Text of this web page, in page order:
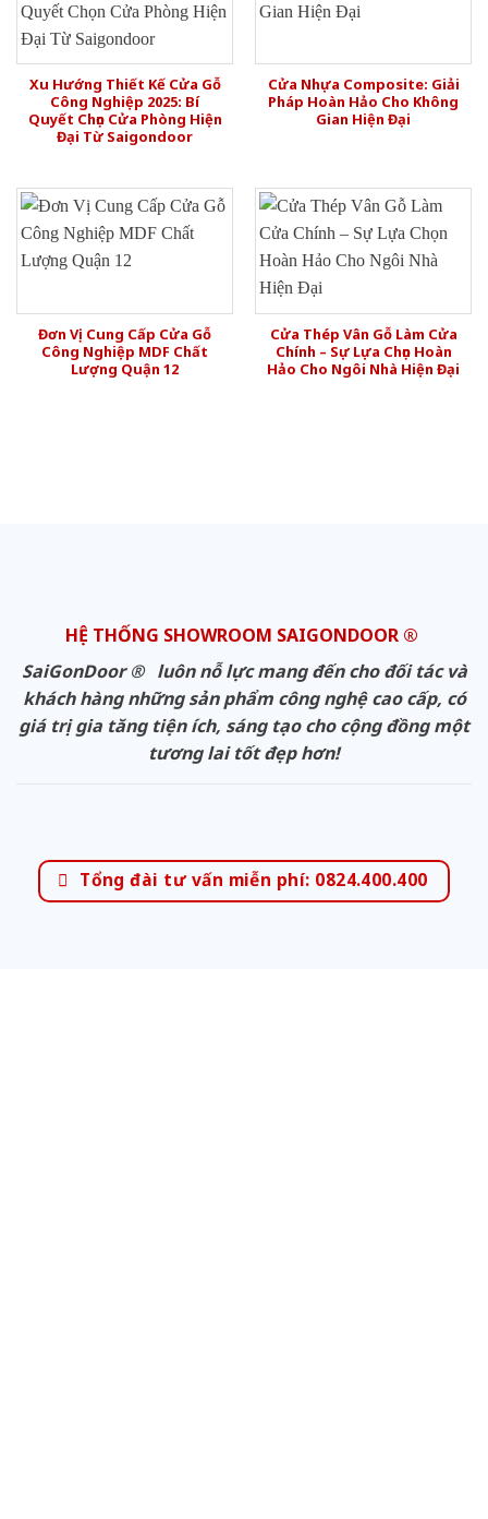
Xu Hướng Thiết Kế Cửa Gỗ
Công Nghiệp 2025: Bí
Quyết Chọn Cửa Phòng Hiện
Đại Từ Saigondoor
Cửa Nhựa Composite: Giải
Pháp Hoàn Hảo Cho Không
Gian Hiện Đại
Đơn Vị Cung Cấp Cửa Gỗ
Công Nghiệp MDF Chất
Lượng Quận 12
Cửa Thép Vân Gỗ Làm Cửa
Chính – Sự Lựa Chọn Hoàn
Hảo Cho Ngôi Nhà Hiện Đại
HỆ THỐNG SHOWROOM SAIGONDOOR ®
SaiGonDoor ® luôn nỗ lực mang đến cho đối tác và
khách hàng những sản phẩm công nghệ cao cấp, có
giá trị gia tăng tiện ích, sáng tạo cho cộng đồng một
tương lai tốt đẹp hơn!
Tổng đài tư vấn miễn phí: 0824.400.400